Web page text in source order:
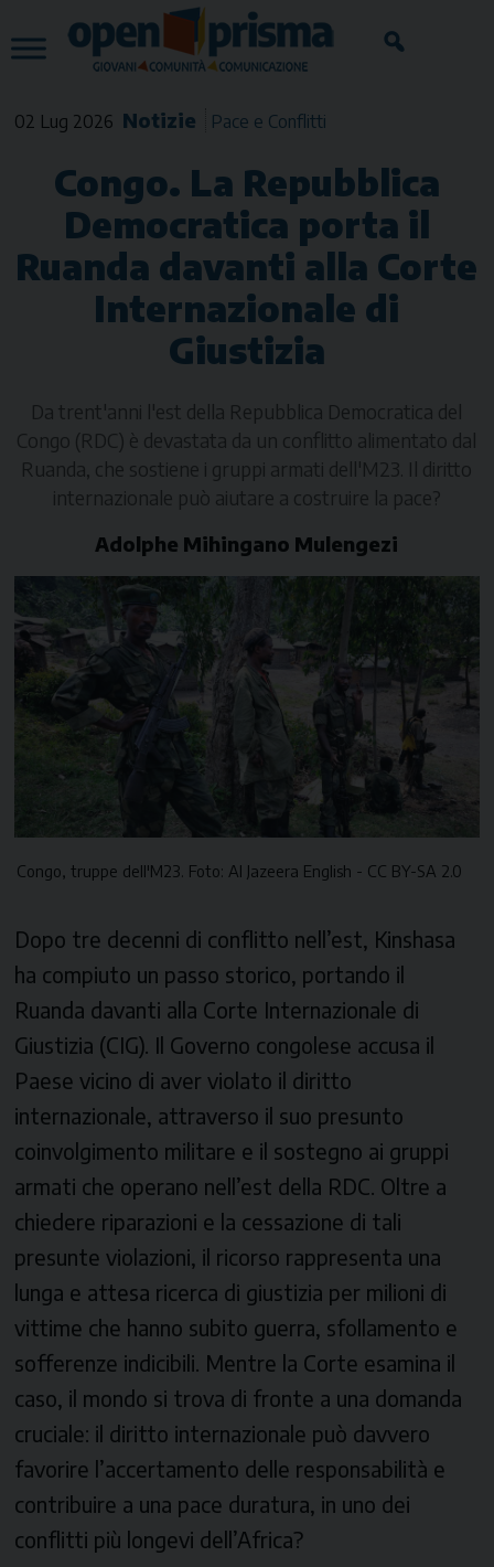
to
content
02 Lug 2026 Notizie Pace e Conflitti
Congo. La Repubblica
Democratica porta il
Ruanda davanti alla Corte
Internazionale di
Giustizia
Da trent'anni l'est della Repubblica Democratica del
Congo (RDC) è devastata da un conflitto alimentato dal
Ruanda, che sostiene i gruppi armati dell'M23. Il diritto
internazionale può aiutare a costruire la pace?
Adolphe Mihingano Mulengezi
Congo, truppe dell'M23. Foto: Al Jazeera English - CC BY-SA 2.0
Dopo tre decenni di conflitto nell’est, Kinshasa
ha compiuto un passo storico, portando il
Ruanda davanti alla Corte Internazionale di
Giustizia (CIG). Il Governo congolese accusa il
Paese vicino di aver violato il diritto
internazionale, attraverso il suo presunto
coinvolgimento militare e il sostegno ai gruppi
armati che operano nell’est della RDC. Oltre a
chiedere riparazioni e la cessazione di tali
presunte violazioni, il ricorso rappresenta una
lunga e attesa ricerca di giustizia per milioni di
vittime che hanno subito guerra, sfollamento e
sofferenze indicibili. Mentre la Corte esamina il
caso, il mondo si trova di fronte a una domanda
cruciale: il diritto internazionale può davvero
favorire l’accertamento delle responsabilità e
contribuire a una pace duratura, in uno dei
conflitti più longevi dell’Africa?